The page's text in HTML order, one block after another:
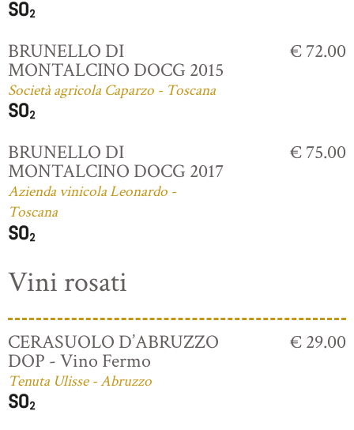
BRUNELLO DI
MONTALCINO DOCG 2015
Società agricola Caparzo - Toscana
€ 72.00
BRUNELLO DI
MONTALCINO DOCG 2017
Azienda vinicola Leonardo -
Toscana
€ 75.00
Vini rosati
CERASUOLO D’ABRUZZO
DOP - Vino Fermo
Tenuta Ulisse - Abruzzo
€ 29.00